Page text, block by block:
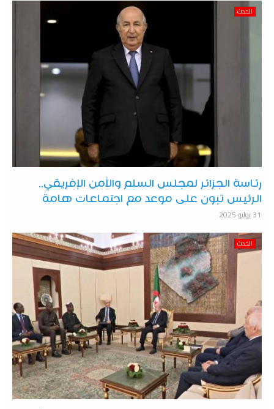
الحدث
رئاسة الجزائر لمجلس السلم والأمن الإفريقي..
الرئيس تبون على موعد مع اجتماعات هامة
31 يوليو 2025
الحدث